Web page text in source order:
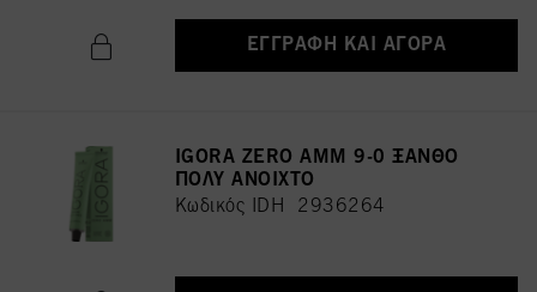
ΕΓΓΡΑΦΉ ΚΑΙ ΑΓΟΡΆ
IGORA ZERO AMM 9-0 ΞΑΝΘΟ
ΠΟΛΥ ΑΝΟΙΧΤΟ
Κωδικός IDH 2936264